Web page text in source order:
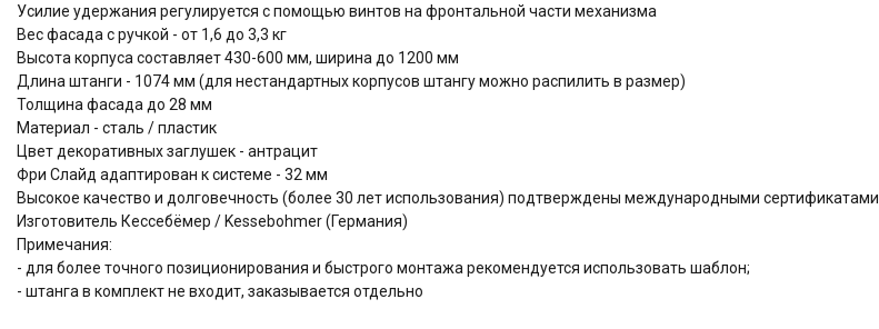
Усилие удержания регулируется с помощью винтов на фронтальной части механизма
Вес фасада с ручкой - от 1,6 до 3,3 кг
Высота корпуса составляет 430-600 мм, ширина до 1200 мм
Длина штанги - 1074 мм (для нестандартных корпусов штангу можно распилить в размер)
Толщина фасада до 28 мм
Материал - сталь / пластик
Цвет декоративных заглушек - антрацит
Фри Слайд адаптирован к системе - 32 мм
Высокое качество и долговечность (более 30 лет использования) подтверждены международными сертификатами
Изготовитель Кессебёмер / Kessebohmer (Германия)
Примечания:
- для более точного позиционирования и быстрого монтажа рекомендуется использовать шаблон;
- штанга в комплект не входит, заказывается отдельно